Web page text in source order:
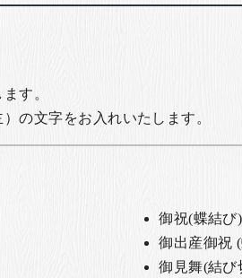
す。
の文字をお入れいたします。
御祝(蝶結び)
御出産御祝
御見舞(結び